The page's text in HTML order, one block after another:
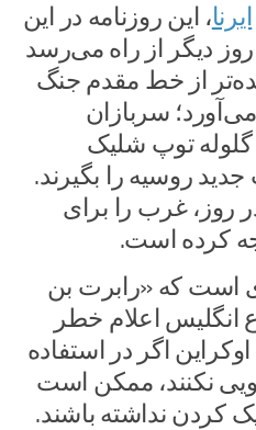
ایرنا، این روزنامه در این
دیگر از راه می‌رسد
از خط مقدم جنگ
سربازان
روزانه ۶ هزار گلوله توپ شلیک
روسیه را بگیرند.
روز، غرب را برای
کرده است.
است که «رابرت بن
انگلیس اعلام خطر
اگر در استفاده
نکنند، ممکن است
کردن نداشته باشند.